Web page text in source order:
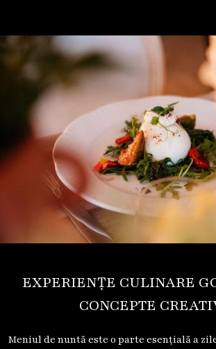
EXPERIENȚE CULINARE
CONCEPTE
Meniul de nuntă este o parte esențială a